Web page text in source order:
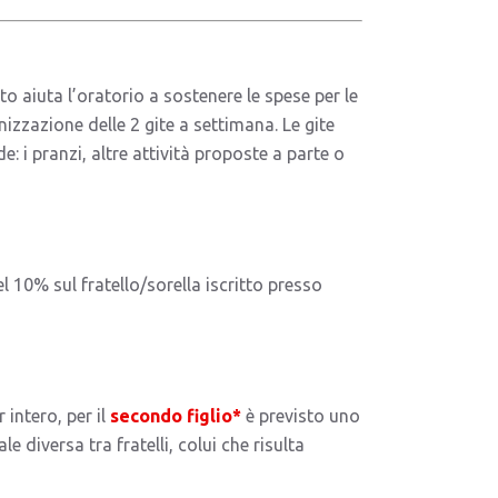
aiuta l’oratorio a sostenere le spese per le
delle 2 gite a settimana. Le gite
i pranzi, altre attività proposte a parte o
10% sul fratello/sorella iscritto presso
intero, per il secondo figlio* è previsto uno
diversa tra fratelli, colui che risulta